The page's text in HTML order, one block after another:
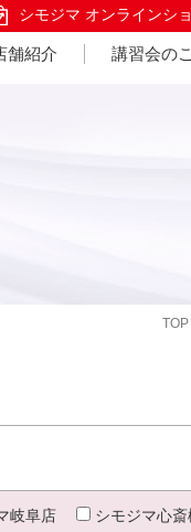
シモジマ オンラインシ
舗紹介 講習会の
TOP
岐阜店 シモジマ心斎